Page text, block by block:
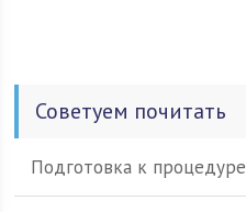
Советуем почитать
Подготовка к процедуре